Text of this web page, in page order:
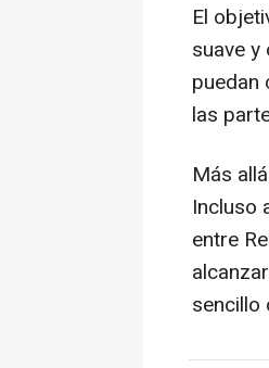
El
suave
puedan
las
Más
Incluso
entre
sencillo